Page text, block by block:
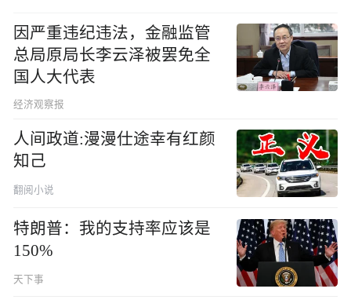
因严重违纪违法，金融监管
总局原局长李云泽被罢免全
国人大代表
经济观察报
人间政道:漫漫仕途幸有红颜
知己
翻阅小说
特朗普：我的支持率应该是
150%
天下事